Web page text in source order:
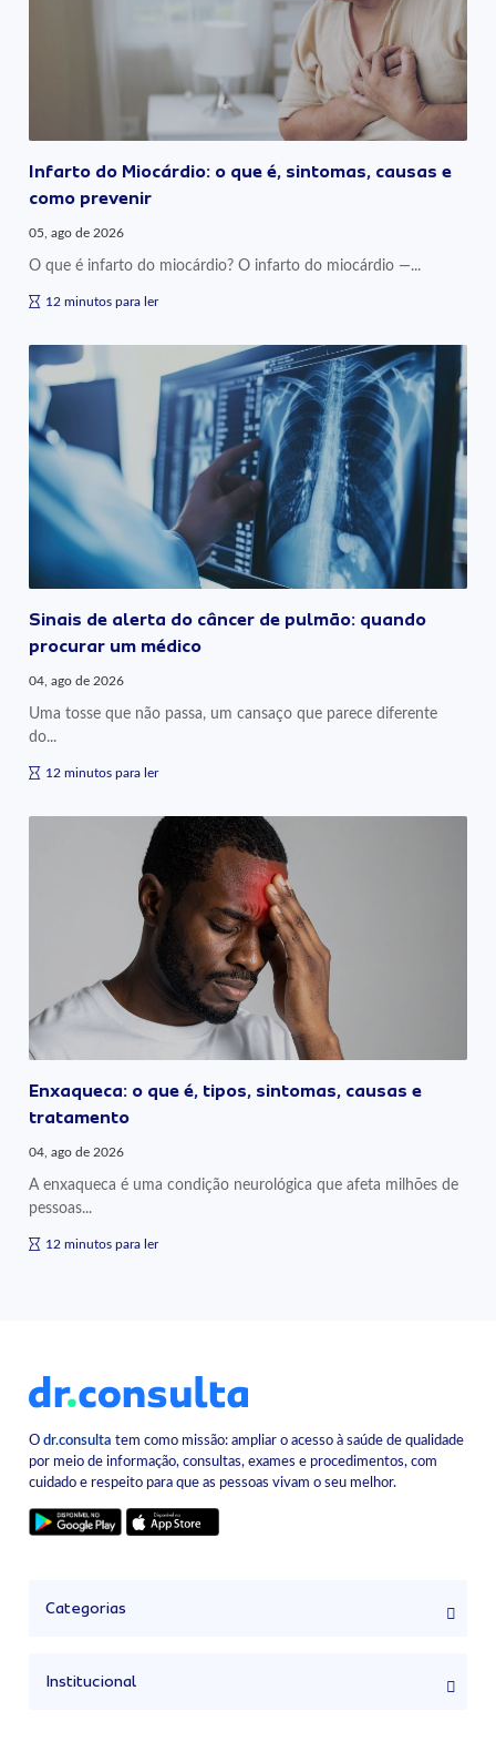
Infarto do Miocárdio: o que é, sintomas, causas e
como prevenir
05, ago de 2026
O que é infarto do miocárdio? O infarto do miocárdio —...
12 minutos para ler
Sinais de alerta do câncer de pulmão: quando
procurar um médico
04, ago de 2026
Uma tosse que não passa, um cansaço que parece diferente
do...
12 minutos para ler
Enxaqueca: o que é, tipos, sintomas, causas e
tratamento
04, ago de 2026
A enxaqueca é uma condição neurológica que afeta milhões de
pessoas...
12 minutos para ler
Odr.consulta tem como missão: ampliar o acesso à saúde de qualidade
por meio de informação, consultas, exames e procedimentos, com
cuidado e respeito para que as pessoas vivam o seu melhor.
Categorias
Institucional